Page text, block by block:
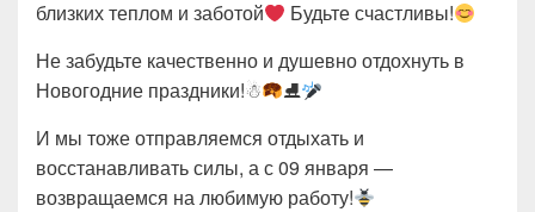
близких теплом и заботой
Будьте счастливы!
Не забудьте качественно и душевно отдохнуть в
Новогодние праздники!☃
⛸
И мы тоже отправляемся отдыхать и
восстанавливать силы, а с 09 января —
возвращаемся на любимую работу!